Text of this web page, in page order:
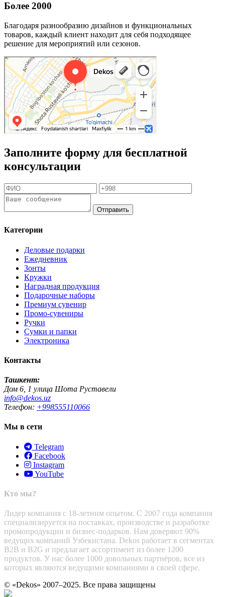
Более 2000
Благодаря разнообразию дизайнов и функциональных
товаров, каждый клиент находит для себя подходящее
решение для мероприятий или сезонов.
Заполните форму для бесплатной
консультации
Отправить
Категории
Деловые подарки
Ежедневник
Зонты
Кружки
Наградная продукция
Подарочные наборы
Премиум сувенир
Промо-сувениры
Ручки
Сумки и папки
Электроника
Контакты
Ташкент:
Дом 6, 1 улица Шота Руставели
info@dekos.uz
Телефон: +998555110066
Мы в сети
Telegram
Facebook
Instagram
YouTube
Кто мы?
Лидер компания с 18-летним опытом. С 2007 года компания
специализируется на поставках, производстве и разработке
промопродукции и бизнес-подарков. Нам доверяют 90%
ведущих компаний Узбекистана. Dekos работает в сегментах
B2B и B2G и предлагает ассортимент из более 1200
продуктов. У нас более 1000 довольных партнёров, все из
которых являются ведущими компаниями в своей сфере.
© «Dekos» 2007–2025. Все права защищены